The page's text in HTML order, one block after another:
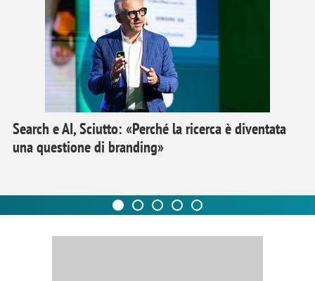
Search e AI, Sciutto: «Perché la ricerca è diventata
una questione di branding»